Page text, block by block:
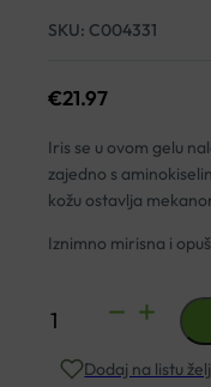
SKU: C004331
€21.97
Iris se u ovom gelu
zajedno s
kožu ostavlja
Iznimno mirisna i
LERBOLARIO
GEL Dodaj na listu